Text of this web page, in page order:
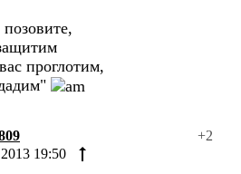
проглотим,
+2
19:50